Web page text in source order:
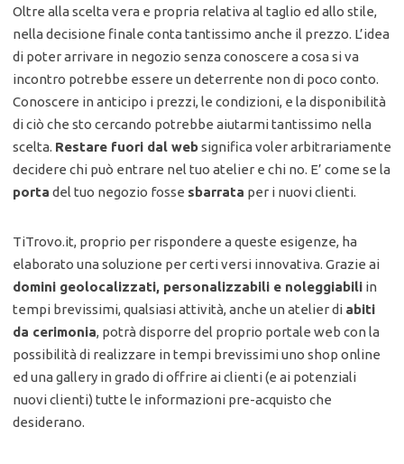
Oltre alla scelta vera e propria relativa al taglio ed allo stile,
nella decisione finale conta tantissimo anche il prezzo. L’idea
di poter arrivare in negozio senza conoscere a cosa si va
incontro potrebbe essere un deterrente non di poco conto.
Conoscere in anticipo i prezzi, le condizioni, e la disponibilità
di ciò che sto cercando potrebbe aiutarmi tantissimo nella
scelta. Restare fuori dal websignifica voler arbitrariamente
decidere chi può entrare nel tuo atelier e chi no. E’ come se la
porta del tuo negozio fosse sbarrata per i nuovi clienti.
TiTrovo.it, proprio per rispondere a queste esigenze, ha
elaborato una soluzione per certi versi innovativa. Grazie ai
domini geolocalizzati, personalizzabili e noleggiabili in
tempi brevissimi, qualsiasi attività, anche un atelier di abiti
da cerimonia, potrà disporre del proprio portale web con la
possibilità di realizzare in tempi brevissimi uno shop online
ed una gallery in grado di offrire ai clienti (e ai potenziali
nuovi clienti) tutte le informazioni pre-acquisto che
desiderano.